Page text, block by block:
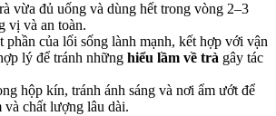
vừa đủ uống và dùng hết trong vòng 2–3
vị và an toàn.
phần của lối sống lành mạnh, kết hợp với vận
lý để tránh những hiểu lầm về trà gây tác
hộp kín, tránh ánh sáng và nơi ẩm ướt để
chất lượng lâu dài.